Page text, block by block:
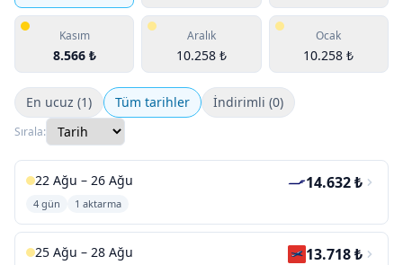
Kasım
8.566 ₺
Aralık
10.258 ₺
Ocak
10.258 ₺
En ucuz (1) Tüm tarihler İndirimli (0)
Sırala:
22 Ağu – 26 Ağu
4 gün 1 aktarma
14.632 ₺
25 Ağu – 28 Ağu 13.718 ₺